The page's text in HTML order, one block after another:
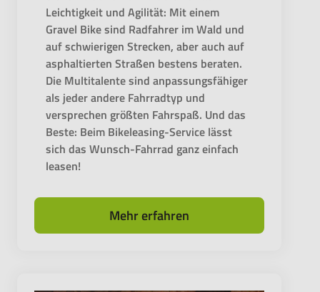
Leichtigkeit und Agilität: Mit einem
Gravel Bike sind Radfahrer im Wald und
auf schwierigen Strecken, aber auch auf
asphaltierten Straßen bestens beraten.
Die Multitalente sind anpassungsfähiger
als jeder andere Fahrradtyp und
versprechen größten Fahrspaß. Und das
Beste: Beim Bikeleasing-Service lässt
sich das Wunsch-Fahrrad ganz einfach
leasen!
Mehr erfahren